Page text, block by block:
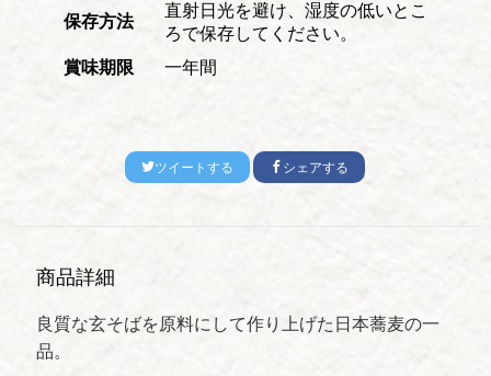
保存方法
直射日光を避け、湿度の低いとこ
ろで保存してください。
賞味期限
一年間
ツイートする シェアする
商品詳細
良質な玄そばを原料にして作り上げた日本蕎麦の一
品。